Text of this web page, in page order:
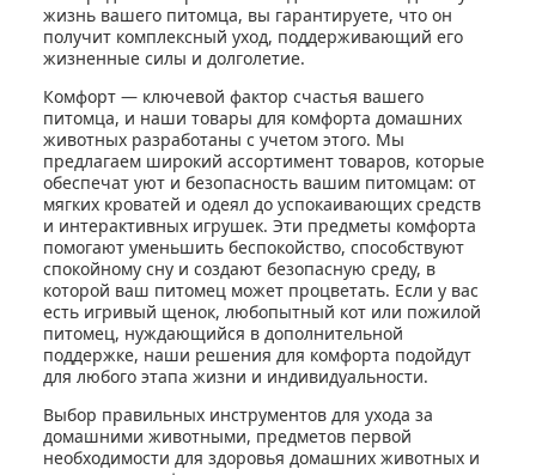
жизнь вашего питомца, вы гарантируете, что он
получит комплексный уход, поддерживающий его
жизненные силы и долголетие.
Комфорт — ключевой фактор счастья вашего
питомца, и наши товары для комфорта домашних
животных разработаны с учетом этого. Мы
предлагаем широкий ассортимент товаров, которые
обеспечат уют и безопасность вашим питомцам: от
мягких кроватей и одеял до успокаивающих средств
и интерактивных игрушек. Эти предметы комфорта
помогают уменьшить беспокойство, способствуют
спокойному сну и создают безопасную среду, в
которой ваш питомец может процветать. Если у вас
есть игривый щенок, любопытный кот или пожилой
питомец, нуждающийся в дополнительной
поддержке, наши решения для комфорта подойдут
для любого этапа жизни и индивидуальности.
Выбор правильных инструментов для ухода за
домашними животными, предметов первой
необходимости для здоровья домашних животных и